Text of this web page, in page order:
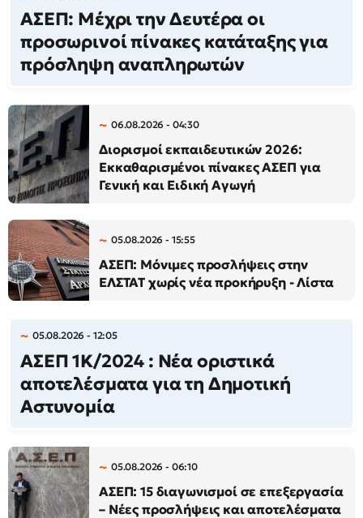
ΑΣΕΠ: Μέχρι την Δευτέρα οι
προσωρινοί πίνακες κατάταξης για
πρόσληψη αναπληρωτών
06.08.2026 - 04:30
Διορισμοί εκπαιδευτικών 2026:
Εκκαθαρισμένοι πίνακες ΑΣΕΠ για
Γενική και Ειδική Αγωγή
05.08.2026 - 15:55
ΑΣΕΠ: Μόνιμες προσλήψεις στην
ΕΛΣΤΑΤ χωρίς νέα προκήρυξη - Λίστα
05.08.2026 - 12:05
ΑΣΕΠ 1Κ/2024 : Νέα οριστικά
αποτελέσματα για τη Δημοτική
Αστυνομία
05.08.2026 - 06:10
ΑΣΕΠ: 15 διαγωνισμοί σε επεξεργασία
– Νέες προσλήψεις και αποτελέσματα